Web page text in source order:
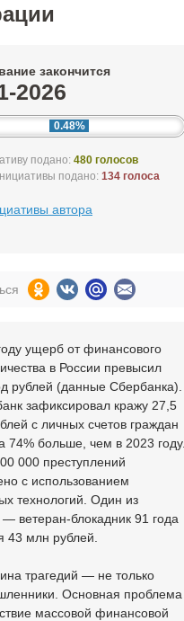
закончится
2026
0.48%
подано: 480 голосов
подано: 134 голоса
автора
ущерб от финансового
в России превысил
рублей (данные Сбербанка).
зафиксировал кражу 27,5
с личных счетов граждан
74% больше, чем в 2023 году.
000 преступлений
с использованием
технологий. Один из
— ветеран-блокадник 91 года
43 млн рублей.
трагедий — не только
Основная проблема
массовой финансовой